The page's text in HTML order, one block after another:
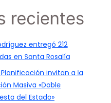
recientes
entregó 212
en Santa Rosalía
invitan a la
Masiva «Doble
del Estado»